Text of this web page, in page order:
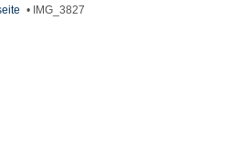
• IMG_3827